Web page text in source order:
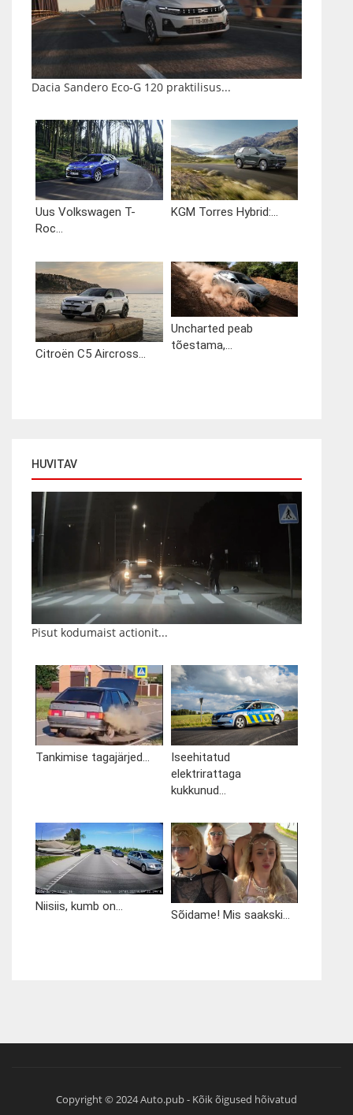
Dacia Sandero Eco-G 120 praktilisus...
Uus Volkswagen T-
Roc...
KGM Torres Hybrid:...
Citroën C5 Aircross...
Uncharted peab
tõestama,...
HUVITAV
Pisut kodumaist actionit...
Tankimise tagajärjed...
Iseehitatud
elektrirattaga
kukkunud...
Niisiis, kumb on...
Sõidame! Mis saakski...
Copyright © 2024 Auto.pub - Kõik õigused hõivatud